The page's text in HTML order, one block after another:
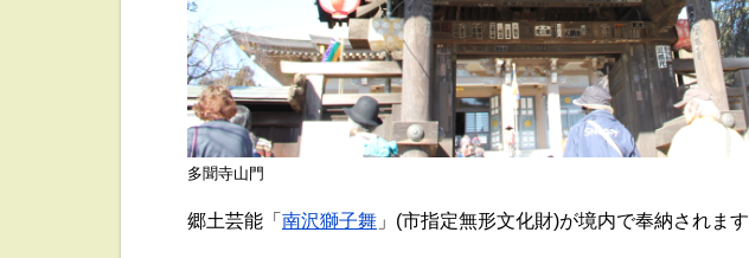
多聞寺山門
郷土芸能「 南沢獅子舞 」(市指定無形文化財)が境内で奉納されます